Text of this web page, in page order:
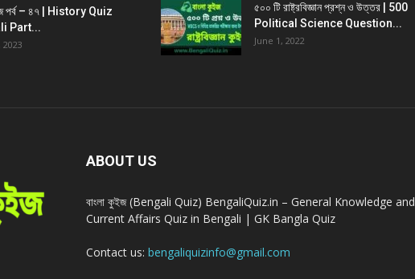
পর্ব – ৪৭ | History Quiz
Part...
৫০০ টি রাষ্ট্রবিজ্ঞান প্রশ্ন ও উত্তর | 500
Political Science Question...
June 1, 2022
ABOUT US
বাংলা কুইজ (Bengali Quiz) BengaliQuiz.in – General Knowledge and
Current Affairs Quiz in Bengali | GK Bangla Quiz
Contact us: bengaliquizinfo@gmail.com